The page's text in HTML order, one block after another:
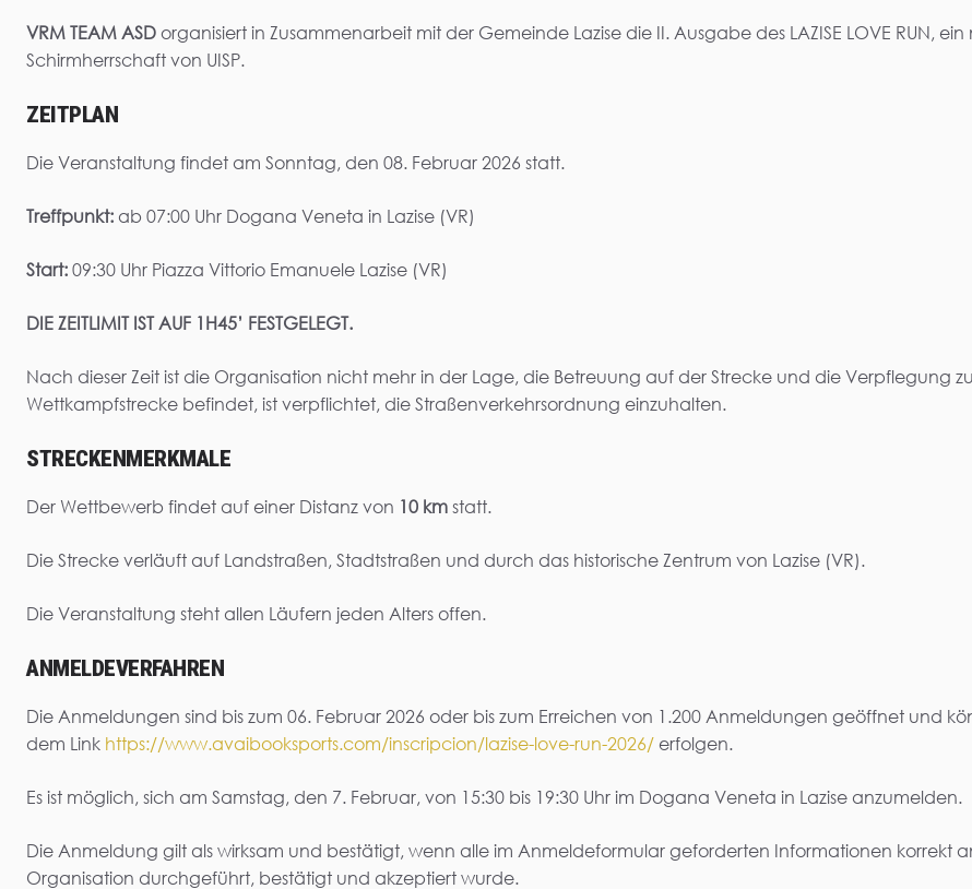
VRM TEAM ASDorganisiert in Zusammenarbeit mit der Gemeinde Lazise die II. Ausgabe des LAZISE LOVE RUN,
Schirmherrschaft von UISP.
ZEITPLAN
Die Veranstaltung findet am Sonntag, den 08. Februar 2026 statt.
Treffpunkt: ab 07:00 Uhr Dogana Veneta in Lazise (VR)
Start:09:30 Uhr Piazza Vittorio Emanuele Lazise (VR)
DIE ZEITLIMIT IST AUF 1H45’ FESTGELEGT.
Nach dieser Zeit ist die Organisation nicht mehr in der Lage, die Betreuung auf der Strecke und die Verpflegung
Wettkampfstrecke befindet, ist verpflichtet, die Straßenverkehrsordnung einzuhalten.
STRECKENMERKMALE
Der Wettbewerb findet auf einer Distanz von 10 kmstatt.
Die Strecke verläuft auf Landstraßen, Stadtstraßen und durch das historische Zentrum von Lazise (VR).
Die Veranstaltung steht allen Läufern jeden Alters offen.
ANMELDEVERFAHREN
Die Anmeldungen sind bis zum 06. Februar 2026 oder bis zum Erreichen von 1.200 Anmeldungen geöffnet und
dem Link https://www.avaibooksports.com/inscripcion/lazise-love-run-2026/erfolgen.
Es ist möglich, sich am Samstag, den 7. Februar, von 15:30 bis 19:30 Uhr im Dogana Veneta in Lazise anzumelden.
Die Anmeldung gilt als wirksam und bestätigt, wenn alle im Anmeldeformular geforderten Informationen
Organisation durchgeführt, bestätigt und akzeptiert wurde.